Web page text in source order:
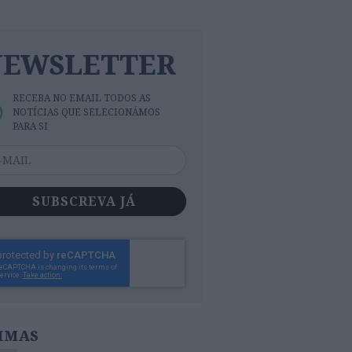
RECEBA NO EMAIL TODOS AS
NOTÍCIAS QUE SELECIONÁMOS
PARA SI
SUBSCREVA JÁ